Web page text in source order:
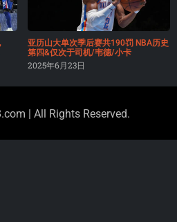
亚历山大单次季后赛共190罚 NBA历史
第四&仅次于司机/韦德/小卡
2025年6月23日
| All Rights Reserved.